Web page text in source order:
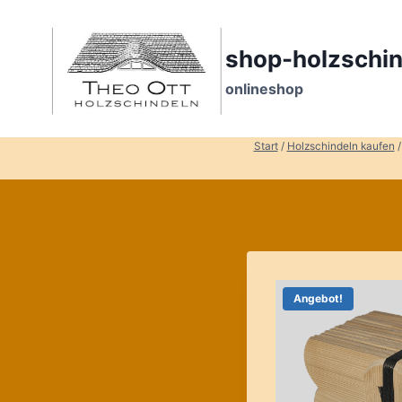
shop-
onlineshop
Start / Holzschindeln kaufen /
Angebot!